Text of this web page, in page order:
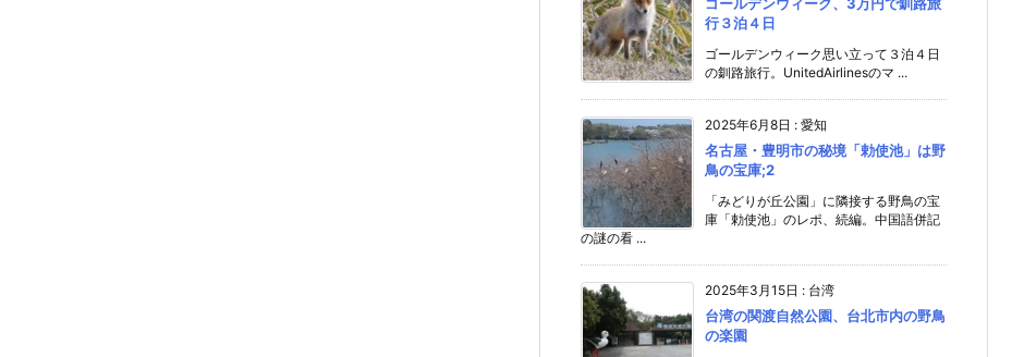
ゴールデンウィーク、3万円で釧路旅
行３泊４日
ゴールデンウィーク思い立って３泊４日
の釧路旅行。UnitedAirlinesのマ ...
2025年6月8日 : 愛知
名古屋・豊明市の秘境「勅使池」は野
鳥の宝庫;2
「みどりが丘公園」に隣接する野鳥の宝
庫「勅使池」のレポ、続編。中国語併記
の謎の看 ...
2025年3月15日 : 台湾
台湾の関渡自然公園、台北市内の野鳥
の楽園